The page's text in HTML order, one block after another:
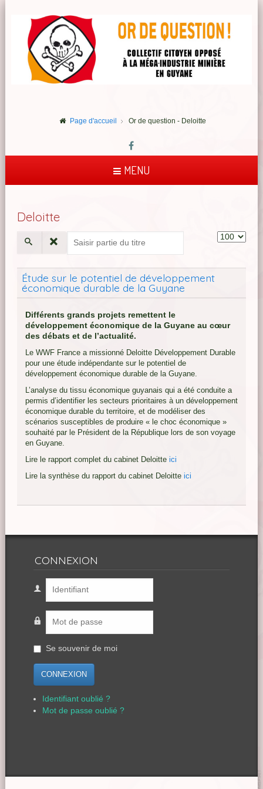
Page d'accueil Or de question - Deloitte
MENU
Deloitte
Étude sur le potentiel de développement
économique durable de la Guyane
Différents grands projets remettent le
développement économique de la Guyane au cœur
des débats et de l’actualité.
Le WWF France a missionné Deloitte Développement Durable
pour une étude indépendante sur le potentiel de
développement économique durable de la Guyane.
L’analyse du tissu économique guyanais qui a été conduite a
permis d’identifier les secteurs prioritaires à un développement
économique durable du territoire, et de modéliser des
scénarios susceptibles de produire « le choc économique »
souhaité par le Président de la République lors de son voyage
en Guyane.
Lire le rapport complet du cabinet Deloitte ici
Lire la synthèse du rapport du cabinet Deloitte ici
CONNEXION
Se souvenir de moi
CONNEXION
Identifiant oublié ?
Mot de passe oublié ?